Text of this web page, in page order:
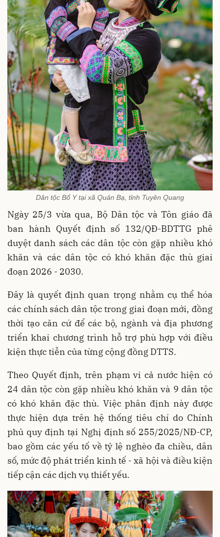
Dân tộc Bố Y tại xã Quản Bạ, tỉnh Tuyên Quang
Ngày 25/3 vừa qua, Bộ Dân tộc và Tôn giáo đã
ban hành Quyết định số 132/QĐ-BDTTG phê
duyệt danh sách các dân tộc còn gặp nhiều khó
khăn và các dân tộc có khó khăn đặc thù giai
đoạn 2026 - 2030.
Đây là quyết định quan trọng nhằm cụ thể hóa
các chính sách dân tộc trong giai đoạn mới, đồng
thời tạo căn cứ để các bộ, ngành và địa phương
triển khai chương trình hỗ trợ phù hợp với điều
kiện thực tiễn của từng cộng đồng DTTS.
Theo Quyết định, trên phạm vi cả nước hiện có
24 dân tộc còn gặp nhiều khó khăn và 9 dân tộc
có khó khăn đặc thù. Việc phân định này được
thực hiện dựa trên hệ thống tiêu chí do Chính
phủ quy định tại Nghị định số 255/2025/NĐ-CP,
bao gồm các yếu tố về tỷ lệ nghèo đa chiều, dân
số, mức độ phát triển kinh tế - xã hội và điều kiện
tiếp cận các dịch vụ thiết yếu.